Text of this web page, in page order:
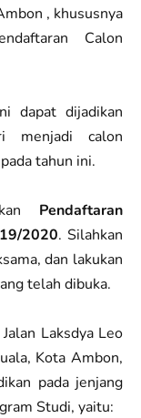
, khususnya
Calon
dapat dijadikan
menjadi calon
tahun ini.
Pendaftaran
2020. Silahkan
dan lakukan
telah dibuka.
Laksdya Leo
Kota Ambon,
pada jenjang
Studi, yaitu: